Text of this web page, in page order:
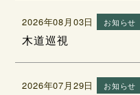
2026年08月03日 お知らせ
木道巡視
2026年07月29日 お知らせ